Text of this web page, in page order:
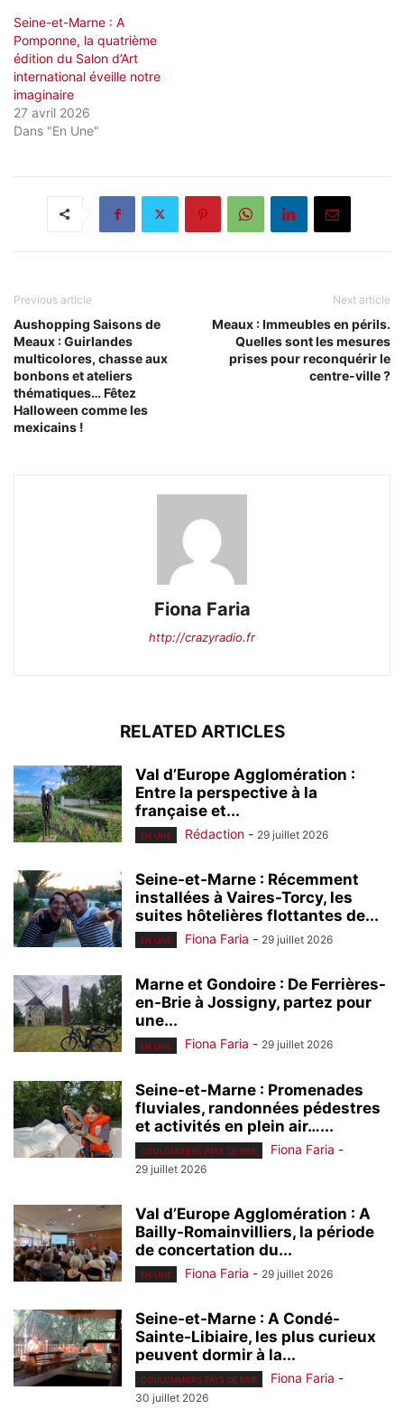
Seine-et-Marne : A
Pomponne, la quatrième
édition du Salon d’Art
international éveille notre
imaginaire
27 avril 2026
Dans "En Une"
Previous article
Aushopping Saisons de
Meaux : Guirlandes
multicolores, chasse aux
bonbons et ateliers
thématiques… Fêtez
Halloween comme les
mexicains !
Next article
Meaux : Immeubles en périls.
Quelles sont les mesures
prises pour reconquérir le
centre-ville ?
Fiona Faria
http://crazyradio.fr
RELATED ARTICLES
Val d’Europe Agglomération :
Entre la perspective à la
française et...
EN UNE Rédaction - 29 juillet 2026
Seine-et-Marne : Récemment
installées à Vaires-Torcy, les
suites hôtelières flottantes de...
EN UNE Fiona Faria - 29 juillet 2026
Marne et Gondoire : De Ferrières-
en-Brie à Jossigny, partez pour
une...
EN UNE Fiona Faria - 29 juillet 2026
Seine-et-Marne : Promenades
fluviales, randonnées pédestres
et activités en plein air…...
COULOMMIERS PAYS DE BRIE Fiona Faria -
29 juillet 2026
Val d’Europe Agglomération : A
Bailly-Romainvilliers, la période
de concertation du...
EN UNE Fiona Faria - 29 juillet 2026
Seine-et-Marne : A Condé-
Sainte-Libiaire, les plus curieux
peuvent dormir à la...
COULOMMIERS PAYS DE BRIE Fiona Faria -
30 juillet 2026